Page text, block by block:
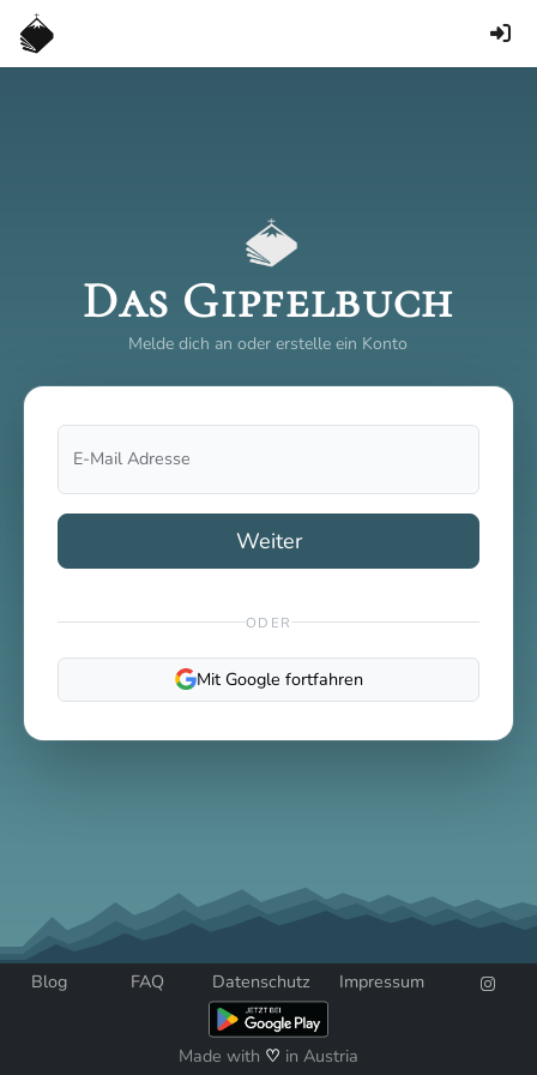
Das Gipfelbuch
Melde dich an oder erstelle ein Konto
E-Mail Adresse
Weiter
ODER
Mit Google fortfahren
Blog FAQ Datenschutz Impressum
Made with ♡ in Austria